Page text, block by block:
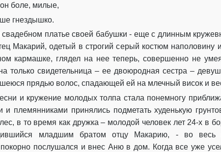
он боле, милые,
гнездышко.
платье своей бабушки - еще с длинным
Макарий, одетый в строгий серый костюм наполовину
кармашке, глядел на нее теперь, совершенно не
только свидетельница – ее двоюродная сестра –
прядью волос, спадающей ей на млечный висок и
и кружение молодых толпа стала понемногу
и племянниками принялись подметать худенькую грунто
в то время как дружка – молодой человек лет 24-х в
йся младшим братом отцу Макарию,
- во весь
покорно послушался и внес Аню в дом. Когда все уже